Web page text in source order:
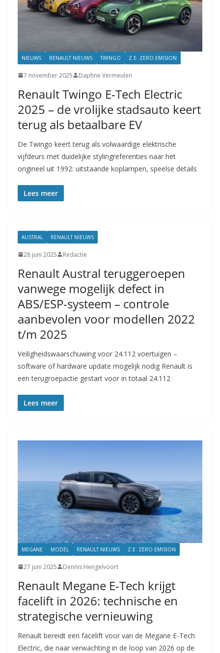
NIEUWS RENAULT NIEUWS TWINGO Z.E. ZERO EMISION
7 november 2025 Daphne Vermeulen
Renault Twingo E-Tech Electric
2025 – de vrolijke stadsauto keert
terug als betaalbare EV
De Twingo keert terug als volwaardige elektrische
vijfdeurs met duidelijke stylingreferenties naar het
origineel uit 1992: uitstaande koplampen, speelse details
Lees meer
AUSTRAL RENAULT NIEUWS
28 juni 2025 Redactie
Renault Austral teruggeroepen
vanwege mogelijk defect in
ABS/ESP-systeem – controle
aanbevolen voor modellen 2022
t/m 2025
Veiligheidswaarschuwing voor 24.112 voertuigen –
software of hardware update mogelijk nodig Renault is
een terugroepactie gestart voor in totaal 24.112
Lees meer
MEGANE MODEL RENAULT NIEUWS Z.E. ZERO EMISION
27 juni 2025 Dennis Hengelvoort
Renault Megane E-Tech krijgt
facelift in 2026: technische en
strategische vernieuwing
Renault bereidt een facelift voor van de Megane E-Tech
Electric, die naar verwachting in de loop van 2026 op de